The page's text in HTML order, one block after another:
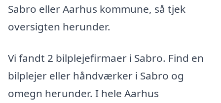
Sabro eller Aarhus kommune, så tjek
oversigten herunder.
Vi fandt 2 bilplejefirmaer i Sabro. Find en
bilplejer eller håndværker i Sabro og
omegn herunder. I hele Aarhus